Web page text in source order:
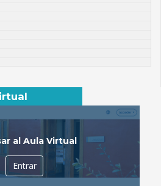
al Aula Virtual
Entrar